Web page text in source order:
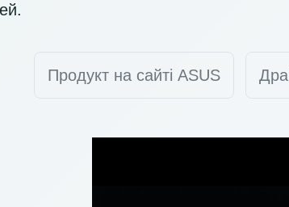
Продукт на сайті ASUS